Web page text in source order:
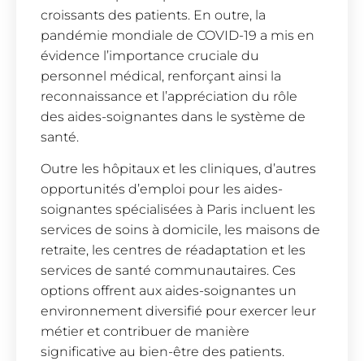
croissants des patients. En outre, la
pandémie mondiale de COVID-19 a mis en
évidence l’importance cruciale du
personnel médical, renforçant ainsi la
reconnaissance et l’appréciation du rôle
des aides-soignantes dans le système de
santé.
Outre les hôpitaux et les cliniques, d’autres
opportunités d’emploi pour les aides-
soignantes spécialisées à Paris incluent les
services de soins à domicile, les maisons de
retraite, les centres de réadaptation et les
services de santé communautaires. Ces
options offrent aux aides-soignantes un
environnement diversifié pour exercer leur
métier et contribuer de manière
significative au bien-être des patients.